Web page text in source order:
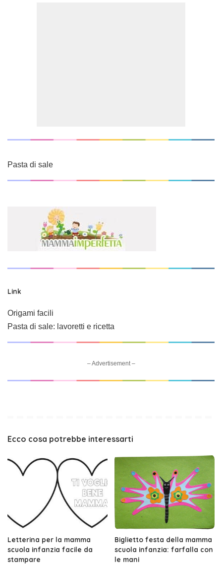
Pasta di sale
Link
Origami facili
Pasta di sale: lavoretti e ricetta
– Advertisement –
Ecco cosa potrebbe interessarti
Letterina per la mamma
scuola infanzia facile da
stampare
Biglietto festa della mamma
scuola infanzia: farfalla con
le mani